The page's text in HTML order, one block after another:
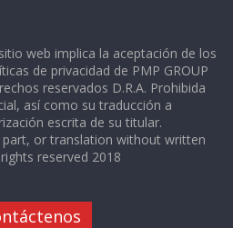
web implica la aceptación de los
de privacidad de PMP GROUP
reservados D.R.A. Prohibida
así como su traducción a
escrita de su titular.
or translation without written
reserved 2018